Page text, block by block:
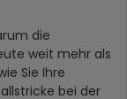
die
weit mehr als
Sie Ihre
bei der